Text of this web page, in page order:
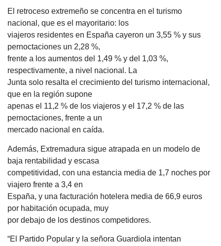
El retroceso extremeño se concentra en el turismo
nacional, que es el mayoritario: los
viajeros residentes en España cayeron un 3,55 % y sus
pernoctaciones un 2,28 %,
frente a los aumentos del 1,49 % y del 1,03 %,
respectivamente, a nivel nacional. La
Junta solo resalta el crecimiento del turismo internacional,
que en la región supone
apenas el 11,2 % de los viajeros y el 17,2 % de las
pernoctaciones, frente a un
mercado nacional en caída.
Además, Extremadura sigue atrapada en un modelo de
baja rentabilidad y escasa
competitividad, con una estancia media de 1,7 noches por
viajero frente a 3,4 en
España, y una facturación hotelera media de 66,9 euros
por habitación ocupada, muy
por debajo de los destinos competidores.
“El Partido Popular y la señora Guardiola intentan